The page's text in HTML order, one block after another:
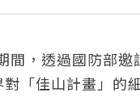
，透過國防部
「佳山計畫」的